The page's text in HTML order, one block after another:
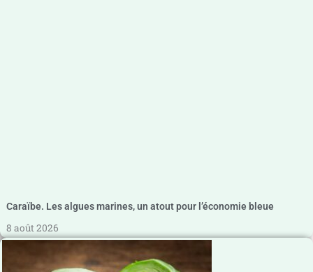
Caraïbe. Les algues marines, un atout pour l’économie bleue
8 août 2026